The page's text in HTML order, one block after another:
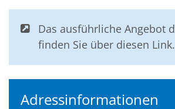
Das ausführliche Angebot
finden Sie über diesen Link.
Adressinformationen